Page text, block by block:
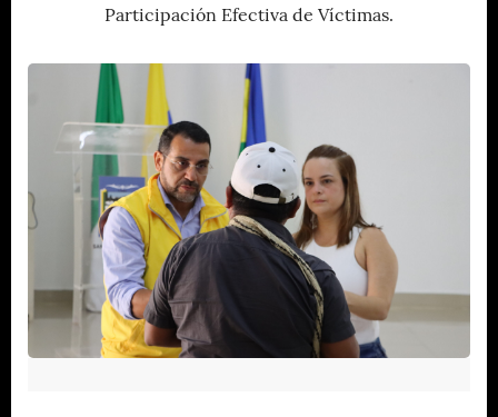
Participación Efectiva de Víctimas.